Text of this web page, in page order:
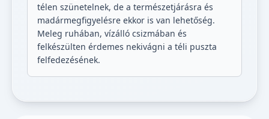
télen szünetelnek, de a természetjárásra és
madármegfigyelésre ekkor is van lehetőség.
Meleg ruhában, vízálló csizmában és
felkészülten érdemes nekivágni a téli puszta
felfedezésének.